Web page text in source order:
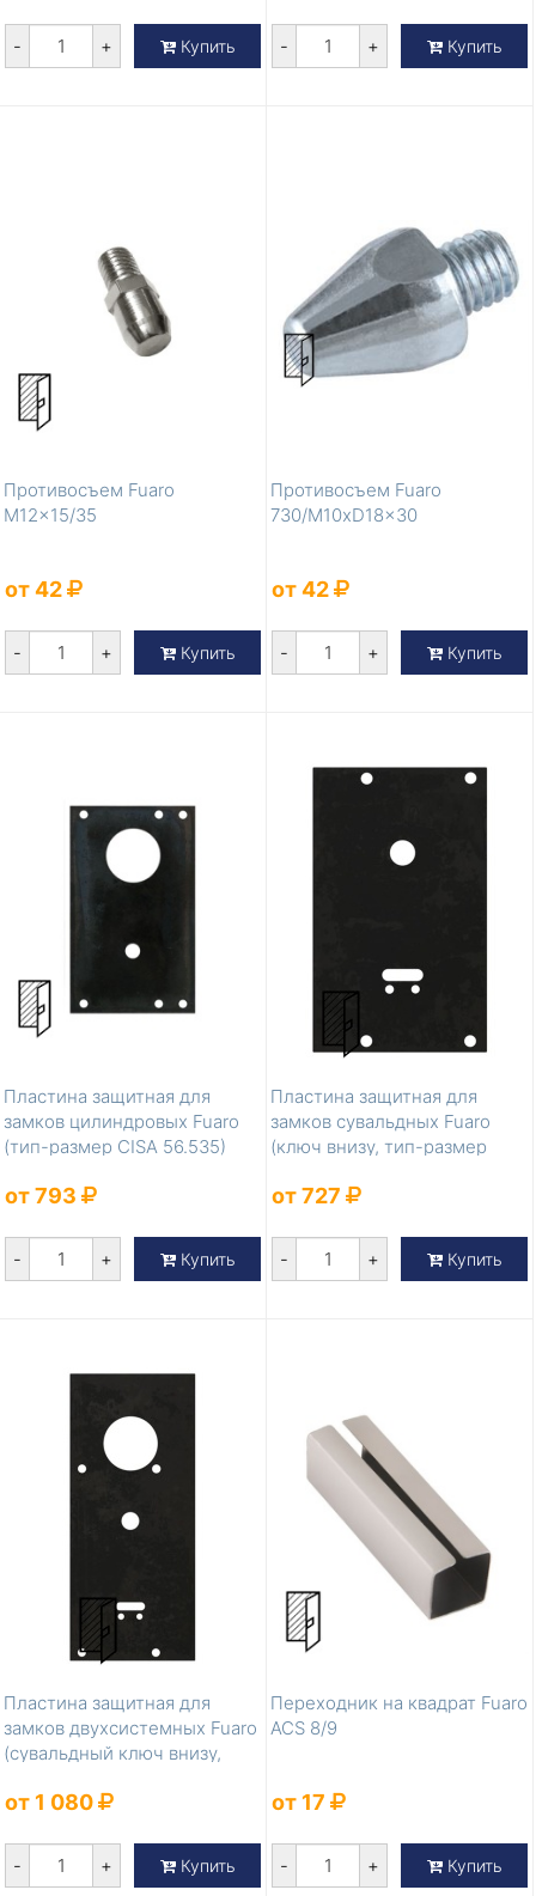
- + Купить - + Купить
Противосъем Fuaro
M12x15/35
от 42
- + Купить
Противосъем Fuaro
730/M10xD18x30
от 42
- + Купить
Пластина защитная для
замков цилиндровых Fuaro
(тип-размер CISA 56.535)
от 793
- + Купить
Пластина защитная для
замков сувальдных Fuaro
(ключ внизу, тип-размер
от 727
- + Купить
Пластина защитная для
замков двухсистемных Fuaro
(сувальдный ключ внизу,
от 1 080
- + Купить
Переходник на квадрат Fuaro
ACS 8/9
от 17
- + Купить